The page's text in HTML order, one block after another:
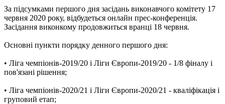
За підсумками першого дня засідань виконавчого комітету 17
червня 2020 року, відбудеться онлайн прес-конференція.
Засідання виконкому продовжиться вранці 18 червня.
Основні пункти порядку денного першого дня:
• Ліга чемпіонів-2019/20 і Ліги Європи-2019/20 - 1/8 фіналу і
пов'язані рішення;
• Ліга чемпіонів-2020/21 і Ліги Європи-2020/21 - кваліфікація і
груповий етап;